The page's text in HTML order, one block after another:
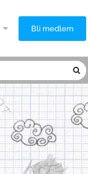
Bli medlem